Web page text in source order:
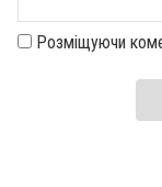
Розміщуючи